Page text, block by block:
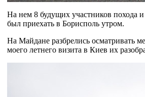
На нем 8 будущих участников похода
был приехать в Борисполь утром.
На Майдане разбрелись осматривать
моего летнего визита в Киев их